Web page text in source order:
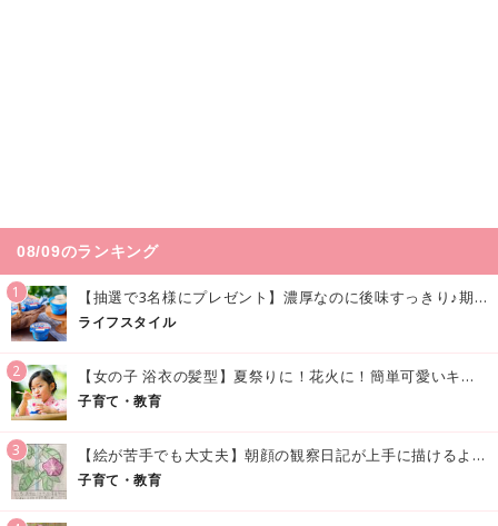
08/09のランキング
1 【抽選で3名様にプレゼント】濃厚なのに後味すっきり♪期間限定の「メイトーのなめらかプリン カルピス®入りソース」で夏を味わおう！
ライフスタイル
2 【女の子 浴衣の髪型】夏祭りに！花火に！簡単可愛いキッズの浴衣ヘアアレンジまとめ
子育て・教育
3 【絵が苦手でも大丈夫】朝顔の観察日記が上手に描けるようになる方法｜イラスト付き
子育て・教育